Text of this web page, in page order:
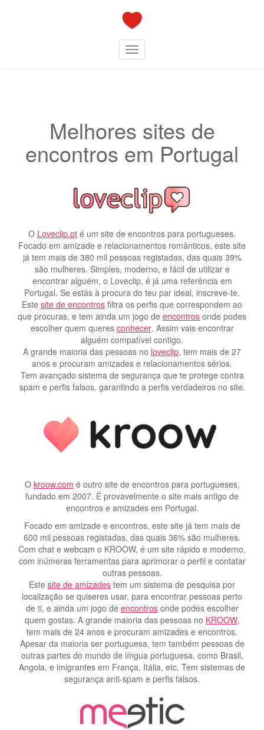
Toggle navigation
Melhores sites de
encontros em Portugal
O Loveclip.pt é um site de encontros para portugueses.
Focado em amizade e relacionamentos românticos, este site
já tem mais de 380 mil pessoas registadas, das quais 39%
são mulheres. Simples, moderno, e fácil de utilizar e
encontrar alguém, o Loveclip, é já uma referência em
Portugal. Se estás à procura do teu par ideal, inscreve-te.
Este site de encontros filtra os perfis que correspondem ao
que procuras, e tem ainda um jogo de encontros onde podes
escolher quem queres conhecer. Assim vais encontrar
alguém compatível contigo.
A grande maioria das pessoas no loveclip, tem mais de 27
anos e procuram amizades e relacionamentos sérios.
Tem avançado sistema de segurança que te protege contra
spam e perfis falsos, garantindo a perfis verdadeiros no site.
O kroow.com é outro site de encontros para portugueses,
fundado em 2007. É provavelmente o site mais antigo de
encontros e amizades em Portugal.
Focado em amizade e encontros, este site já tem mais de
600 mil pessoas registadas, das quais 36% são mulheres.
Com chat e webcam o KROOW, é um site rápido e moderno,
com inúmeras ferramentas para aprimorar o perfil e contatar
outras pessoas.
Este site de amizades tem um sistema de pesquisa por
localização se quiseres usar, para encontrar pessoas perto
de ti, e ainda um jogo de encontrosonde podes escolher
quem gostas. A grande maioria das pessoas no KROOW,
tem mais de 24 anos e procuram amizades e encontros.
Apesar da maioria ser portuguesa, tem também pessoas de
outras partes do mundo de língua portuguesa, como Brasil,
Angola, e imigrantes em França, Itália, etc. Tem sistemas de
segurança anti-spam e perfis falsos.